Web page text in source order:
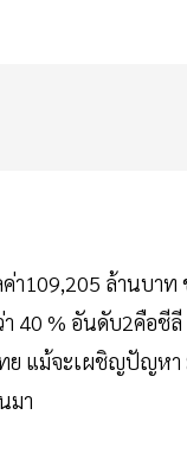
109,205 ล้านบาท
40 % อันดับ2คือชี
ย แม้จะเผชิญปัญหา
มา